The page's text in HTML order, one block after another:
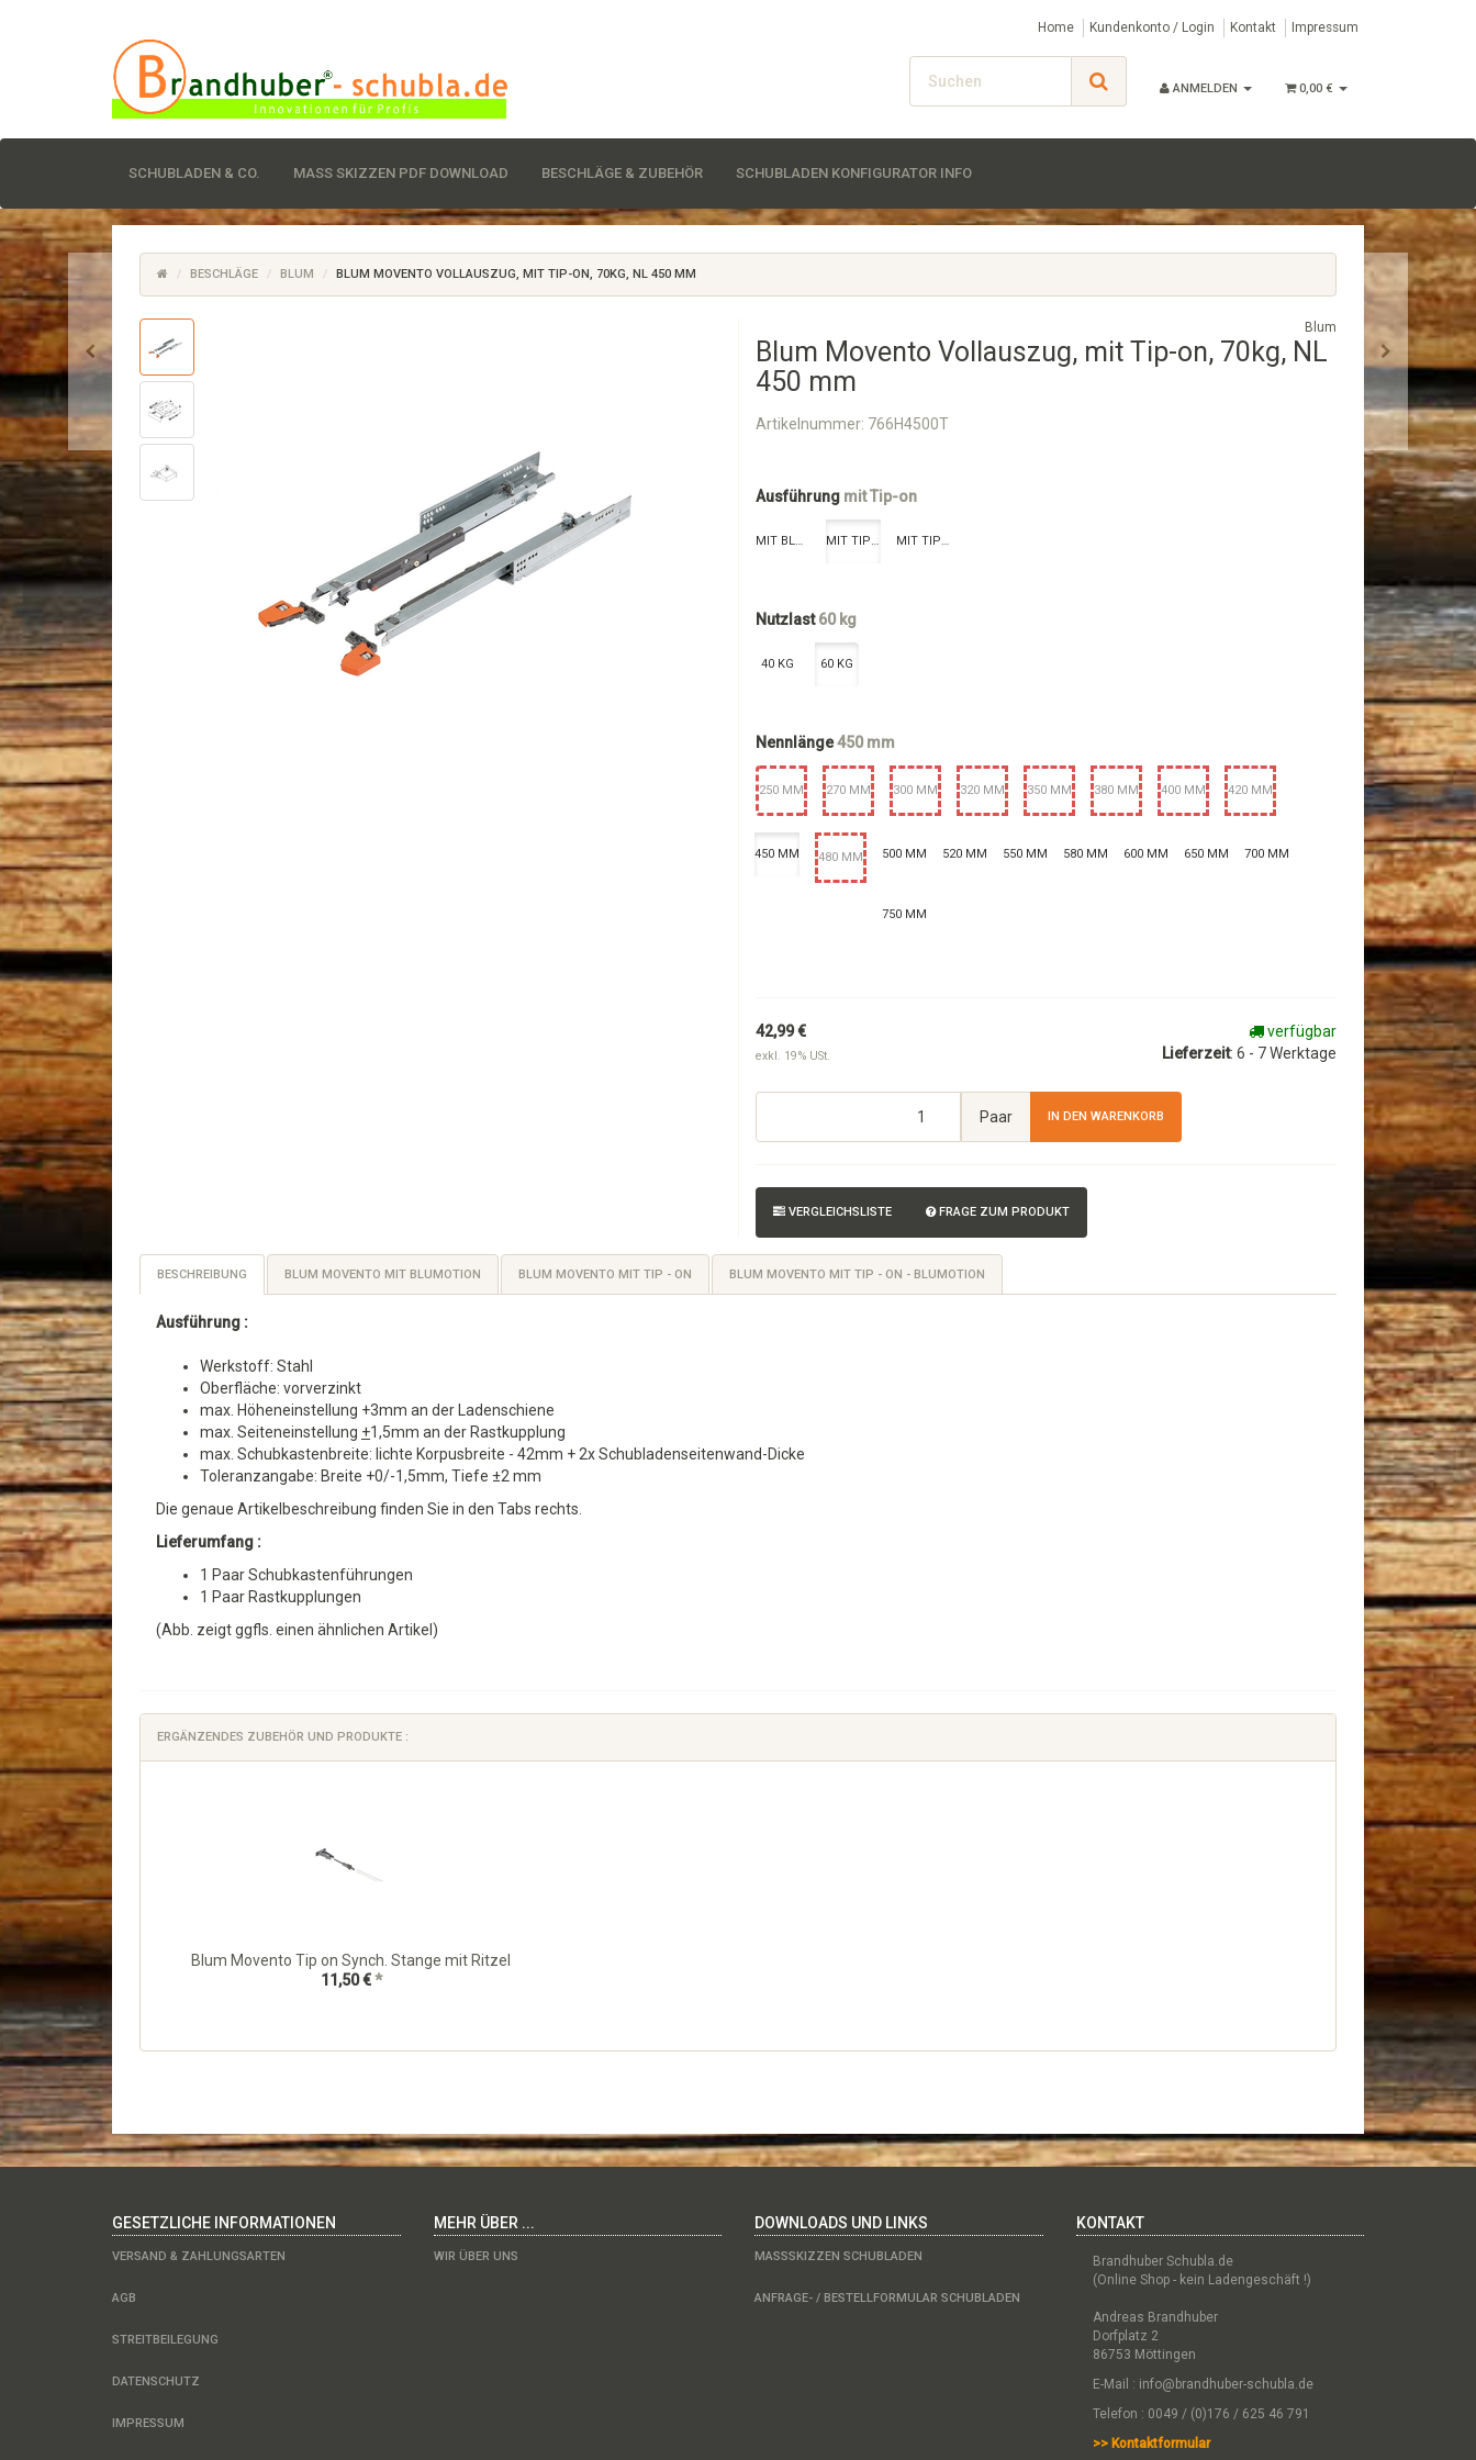
Home Kundenkonto / Login Kontakt Impressum
ANMELDEN 0,00 €
SCHUBLADEN & CO. MASS SKIZZEN PDF DOWNLOAD BESCHLÄGE & ZUBEHÖR SCHUBLADEN KONFIGURATOR INFO
BESCHLÄGE BLUM BLUM MOVENTO VOLLAUSZUG, MIT TIP-ON, 70KG, NL 450 MM
Blum
Blum Movento Vollauszug, mit Tip-on, 70kg, NL
450 mm
Artikelnummer: 766H4500T
Ausführung mit Tip-on
MIT BLUMOTION MIT TIP-ON MIT TIP-ON - BLUMOTION
Nutzlast60 kg
40 KG 60 KG
Nennlänge450 mm
250 MM 270 MM 300 MM 320 MM 350 MM 380 MM 400 MM 420 MM
450 MM 480 MM 500 MM 520 MM 550 MM 580 MM 600 MM 650 MM 700 MM
750 MM
42,99 €
exkl. 19% USt.
verfügbar
Lieferzeit: 6 - 7 Werktage
Paar IN DEN WARENKORB
VERGLEICHSLISTE FRAGE ZUM PRODUKT
BESCHREIBUNG BLUM MOVENTO MIT BLUMOTION BLUM MOVENTO MIT TIP - ON BLUM MOVENTO MIT TIP - ON - BLUMOTION
Ausführung :
Werkstoff: Stahl
Oberfläche: vorverzinkt
max. Höheneinstellung +3mm an der Ladenschiene
max. Seiteneinstellung +1,5mm an der Rastkupplung
max. Schubkastenbreite: lichte Korpusbreite - 42mm + 2x Schubladenseitenwand-Dicke
Toleranzangabe: Breite +0/-1,5mm, Tiefe ±2 mm
Die genaue Artikelbeschreibung finden Sie in den Tabs rechts.
Lieferumfang :
1 Paar Schubkastenführungen
1 Paar Rastkupplungen
(Abb. zeigt ggfls. einen ähnlichen Artikel)
ERGÄNZENDES ZUBEHÖR UND PRODUKTE :
Blum Movento Tip on Synch. Stange mit Ritzel
11,50 € *
GESETZLICHE INFORMATIONEN
VERSAND & ZAHLUNGSARTEN
AGB
STREITBEILEGUNG
DATENSCHUTZ
IMPRESSUM
MEHR ÜBER ...
WIR ÜBER UNS
DOWNLOADS UND LINKS
MASSSKIZZEN SCHUBLADEN
ANFRAGE- / BESTELLFORMULAR SCHUBLADEN
KONTAKT
Brandhuber Schubla.de
(Online Shop - kein Ladengeschäft !)
Andreas Brandhuber
Dorfplatz 2
86753 Möttingen
E-Mail : info@brandhuber-schubla.de
Telefon : 0049 / (0)176 / 625 46 791
>> Kontaktformular